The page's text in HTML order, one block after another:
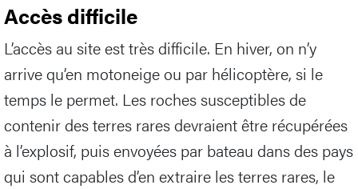
Accès difficile
L’accès au site est très difficile. En hiver, on n’y
arrive qu’en motoneige ou par hélicoptère, si le
temps le permet. Les roches susceptibles de
contenir des terres rares devraient être récupérées
à l’explosif, puis envoyées par bateau dans des pays
qui sont capables d’en extraire les terres rares, le